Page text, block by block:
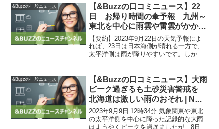
ング担当者からの感想として、&Buzzと
してはイ・ボミ選手の...
&Buzzの一般ニュース
【&Buzzの口コミニュース】22
日 お帰り時間の傘予報 九州～
東北を中心に雨雲や雷雲がかか
る 激しい雨も(気象予報士 日直
主任 2023年09月22日) – 日本気象
協会 tenki.jp
【要約】2023年9月22日の天気予報によ
れば、23日は日本海側が晴れる一方で、
太平洋側は雨が降りやすいです。しか
くなりますが、関東地方は日曜日に晴れ
る予報です。関東で...
&Buzzの一般ニュース
【&Buzzの口コミニュース】大雨
ピーク過ぎるも土砂災害警戒を
北海道は激しい雨のおそれ | NHK
| 気象
2023年9月9日 12時34分 気象関東や東北
の太平洋側を中心に降った記録的な大雨
はようやくピークを過ぎましたが、8日に